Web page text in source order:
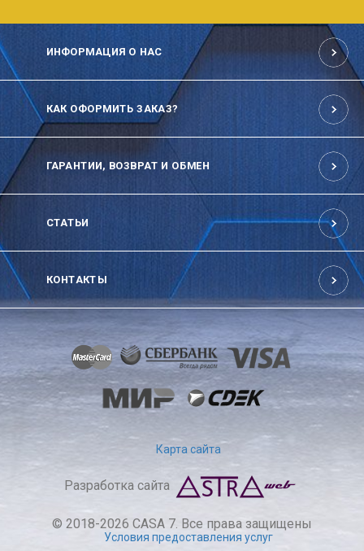
ИНФОРМАЦИЯ О НАС
КАК ОФОРМИТЬ ЗАКАЗ?
ГАРАНТИИ, ВОЗВРАТ И ОБМЕН
СТАТЬИ
КОНТАКТЫ
Карта сайта
Разработка сайта
© 2018-2026 CASA 7. Все права защищены
Условия предоставления услуг